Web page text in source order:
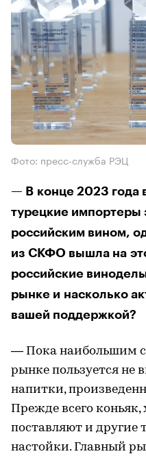
Фото: пресс-служба РЭЦ
— В конце 2023 года
турецкие импортеры
российским вином,
из СКФО вышла на
российские
рынке и насколько
вашей поддержкой?
— Пока наибольшим
рынке пользуется не
напитки,
Прежде всего коньяк,
поставляют и другие
настойки. Главный